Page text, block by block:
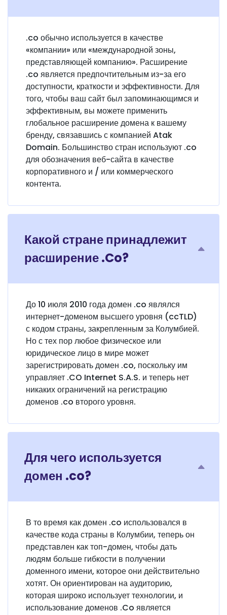
.co обычно используется в качестве
«компании» или «международной зоны,
представляющей компанию». Расширение
.co является предпочтительным из-за его
доступности, краткости и эффективности. Для
того, чтобы ваш сайт был запоминающимся и
эффективным, вы можете применить
глобальное расширение домена к вашему
бренду, связавшись с компанией Atak
Domain. Большинство стран используют .co
для обозначения веб-сайта в качестве
корпоративного и / или коммерческого
контента.
Какой стране принадлежит
расширение .Co?
До 10 июля 2010 года домен .co являлся
интернет-доменом высшего уровня (ccTLD)
с кодом страны, закрепленным за Колумбией.
Но с тех пор любое физическое или
юридическое лицо в мире может
зарегистрировать домен .co, поскольку им
управляет .CO Internet S.A.S. и теперь нет
никаких ограничений на регистрацию
доменов .co второго уровня.
Для чего используется
домен .co?
В то время как домен .co использовался в
качестве кода страны в Колумбии, теперь он
представлен как топ-домен, чтобы дать
людям больше гибкости в получении
доменного имени, которое они действительно
хотят. Он ориентирован на аудиторию,
которая широко использует технологии, и
использование доменов .Co является